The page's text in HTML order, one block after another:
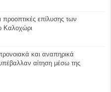
προοπτικές επίλυσης των
Καλοχώρι
και αναπηρικά
αίτηση μέσω της